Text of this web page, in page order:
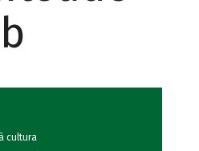
cultura